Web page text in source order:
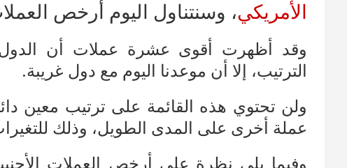
الأمريكي، وسنتناول اليوم أرخص
وقد أظهرت أقوى عشرة عملات أن الدول
الترتيب، إلا أن موعدنا اليوم مع دول غريبة.
ولن تحتوي هذه القائمة على ترتيب معين
عملة أخرى على المدى الطويل، وذلك
وفيما يلي نظرة على أرخص العملات